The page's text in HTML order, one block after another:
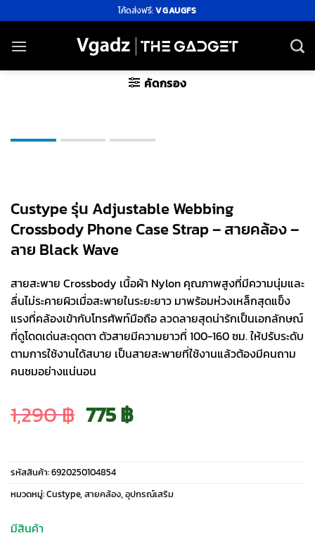
ไป
ยัง
โค้ดส่งฟรี:VGAUGFS
คัดกรอง
Custype รุ่น Adjustable Webbing
Crossbody Phone Case Strap – สายคล้อง –
ลาย Black Wave
สายสะพาย Crossbody เนื้อผ้า Nylon คุณภาพสูงที่มีความนุ่มและ
ลื่นไม่ระคายผิวเมื่อสะพายในระยะยาว มาพร้อมห่วงเหล็กสุดแข็ง
แรงที่คล้องเข้ากับโทรศัพท์มือถือ ลวดลายสุดน่ารักเป็นเอกลักษณ์
ที่ดูโดดเด่นสะดุดตา ตัวสายมีความยาวที่ 100-160 ซม. ให้ปรับระดับ
ตามการใช้งานได้สบาย เป็นสายสะพายที่ใช้งานแล้วต้องมีคนถาม
คนชมอย่างแน่นอน
1,290฿ Original
price
was:
775฿Current
price
is:
รหัสสินค้า:6920250104854
หมวดหมู่:Custype, สายคล้อง, อุปกรณ์เสริม
มีสินค้า